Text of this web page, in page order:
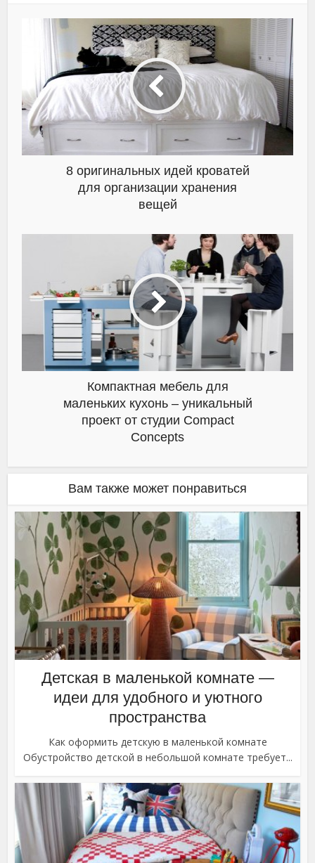
8 оригинальных идей кроватей
для организации хранения
вещей
Компактная мебель для
маленьких кухонь – уникальный
проект от студии Compact
Concepts
Вам также может понравиться
Детская в маленькой комнате —
идеи для удобного и уютного
пространства
Как оформить детскую в маленькой комнате
Обустройство детской в небольшой комнате требует...